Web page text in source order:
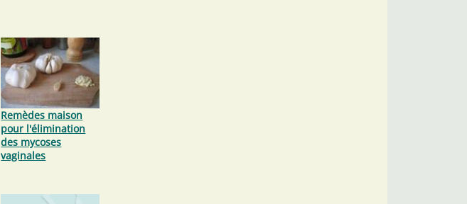
Remèdes maison
pour l'élimination
des mycoses
vaginales